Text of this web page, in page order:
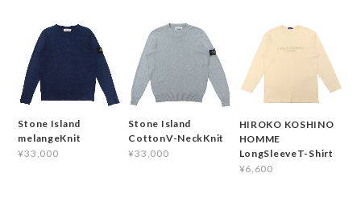
Stone Island
melangeKnit
¥33,000
Stone Island
CottonV-NeckKnit
¥33,000
HIROKO KOSHINO
HOMME
LongSleeveT-Shirt
¥6,600